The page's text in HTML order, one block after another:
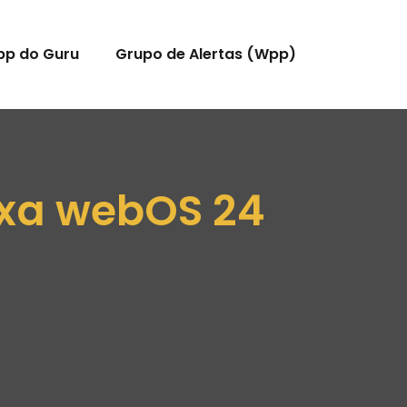
do Guru Grupo de Alertas (Wpp)
webOS 24